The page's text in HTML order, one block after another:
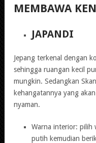
MEMBAWA
JAPANDI
Jepang terkenal dengan
sehingga ruangan kecil
mungkin. Sedangkan
kehangatannya yang
nyaman.
Warna interior: pilih
putih kemudian